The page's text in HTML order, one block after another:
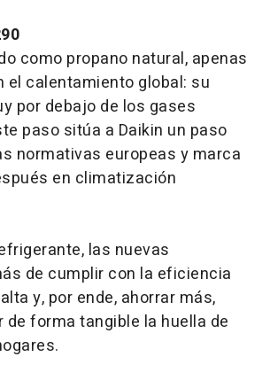
como propano natural, apenas
el calentamiento global: su
por debajo de los gases
paso sitúa a Daikin un paso
normativas europeas y marca
en climatización
las nuevas
de cumplir con la eficiencia
y, por ende, ahorrar más,
de forma tangible la huella de